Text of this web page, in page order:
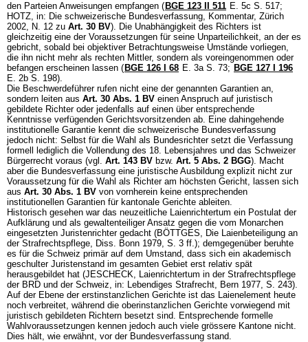
den Parteien Anweisungen empfangen ( BGE 123 II 511 E. 5c S. 517;
HOTZ, in: Die schweizerische Bundesverfassung, Kommentar, Zürich
2002, N. 12 zu Art. 30 BV). Die Unabhängigkeit des Richters ist
gleichzeitig eine der Voraussetzungen für seine Unparteilichkeit, an der es
gebricht, sobald bei objektiver Betrachtungsweise Umstände vorliegen,
die ihn nicht mehr als rechten Mittler, sondern als voreingenommen oder
befangen erscheinen lassen ( BGE 126 I 68 E. 3a S. 73; BGE 127 I 196
E. 2b S. 198).
Die Beschwerdeführer rufen nicht eine der genannten Garantien an,
sondern leiten aus Art. 30 Abs. 1 BV einen Anspruch auf juristisch
gebildete Richter oder jedenfalls auf einen über entsprechende
Kenntnisse verfügenden Gerichtsvorsitzenden ab. Eine dahingehende
institutionelle Garantie kennt die schweizerische Bundesverfassung
jedoch nicht: Selbst für die Wahl als Bundesrichter setzt die Verfassung
formell lediglich die Vollendung des 18. Lebensjahres und das Schweizer
Bürgerrecht voraus (vgl. Art. 143 BV bzw. Art. 5 Abs. 2 BGG). Macht
aber die Bundesverfassung eine juristische Ausbildung explizit nicht zur
Voraussetzung für die Wahl als Richter am höchsten Gericht, lassen sich
aus Art. 30 Abs. 1 BV von vornherein keine entsprechenden
institutionellen Garantien für kantonale Gerichte ableiten.
Historisch gesehen war das neuzeitliche Laienrichtertum ein Postulat der
Aufklärung und als gewaltenteiliger Ansatz gegen die vom Monarchen
eingesetzten Juristenrichter gedacht (BÖTTGES, Die Laienbeteiligung an
der Strafrechtspflege, Diss. Bonn 1979, S. 3 ff.); demgegenüber beruhte
es für die Schweiz primär auf dem Umstand, dass sich ein akademisch
geschulter Juristenstand im gesamten Gebiet erst relativ spät
herausgebildet hat (JESCHECK, Laienrichtertum in der Strafrechtspflege
der BRD und der Schweiz, in: Lebendiges Strafrecht, Bern 1977, S. 243).
Auf der Ebene der erstinstanzlichen Gerichte ist das Laienelement heute
noch verbreitet, während die oberinstanzlichen Gerichte vorwiegend mit
juristisch gebildeten Richtern besetzt sind. Entsprechende formelle
Wahlvoraussetzungen kennen jedoch auch viele grössere Kantone nicht.
Dies hält, wie erwähnt, vor der Bundesverfassung stand.